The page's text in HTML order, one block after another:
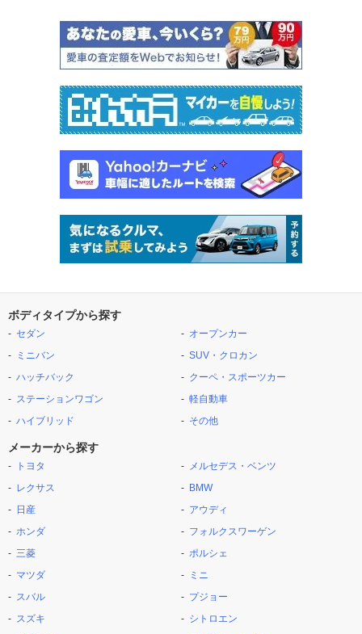
ボディタイプから探す
セダン
ミニバン
ハッチバック
ステーションワゴン
ハイブリッド
オープンカー
SUV・クロカン
クーペ・スポーツカー
軽自動車
その他
メーカーから探す
トヨタ
レクサス
日産
ホンダ
三菱
マツダ
スバル
スズキ
メルセデス・ベンツ
BMW
アウディ
フォルクスワーゲン
ポルシェ
ミニ
プジョー
シトロエン